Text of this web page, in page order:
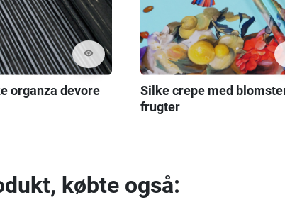
visibility
organza devore
Silke crepe med
frugter
købte også: